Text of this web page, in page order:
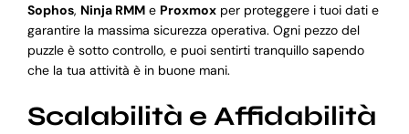
Sophos, Ninja RMMe Proxmoxper proteggere i tuoi dati e
garantire la massima sicurezza operativa. Ogni pezzo del
puzzle è sotto controllo, e puoi sentirti tranquillo sapendo
che la tua attività è in buone mani.
Scalabilità e Affidabilità